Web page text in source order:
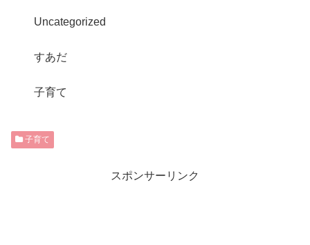
Uncategorized
すあだ
子育て
子育て
スポンサーリンク